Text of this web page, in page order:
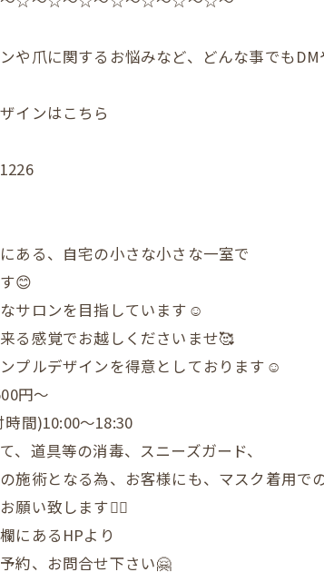
や爪に関するお悩みなど、どんな事でも
インはこちら
ある、自宅の小さな小さな一室で
😊
サロンを目指しています☺️
る感覚でお越しくださいませ🥰
プルデザインを得意としております☺️
円〜
間)10:00〜18:30
、道具等の消毒、スニーズガード、
施術となる為、お客様にも、マスク着用で
願い致します🙇‍♀️
にあるHPより
約、お問合せ下さい🤗